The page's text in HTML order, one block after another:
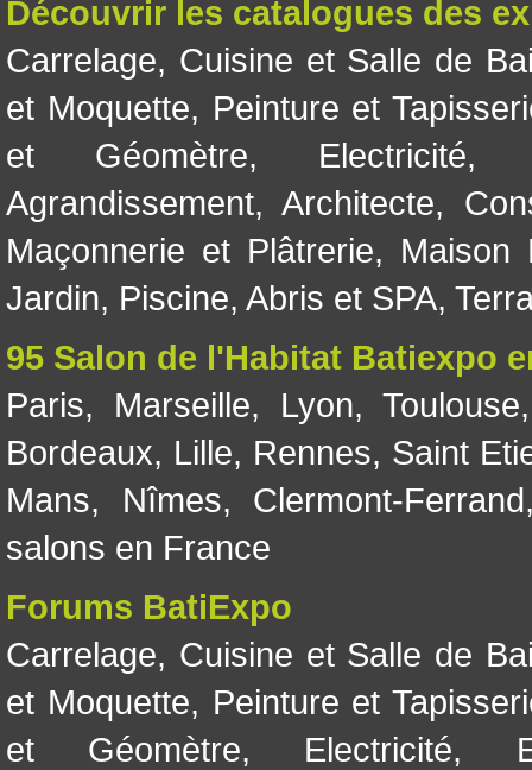
Découvrir les catalogues des
Carrelage, Cuisine et Salle de
et Moquette, Peinture et
et Géomètre, Electricité
Agrandissement, Architecte,
Maçonnerie et Plâtrerie, Maison
Jardin, Piscine, Abris et SPA,
95 Salon de l'Habitat Batiexpo
Paris, Marseille, Lyon, Toulouse
Bordeaux, Lille, Rennes, Saint
Mans, Nîmes, Clermont-Ferrand
salons en France
Forums BatiExpo
Carrelage, Cuisine et Salle de
et Moquette, Peinture et
et Géomètre, Electricité,